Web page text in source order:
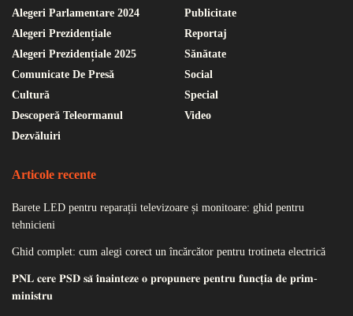
Alegeri Parlamentare 2024
Alegeri Prezidențiale
Alegeri Prezidențiale 2025
Comunicate De Presă
Cultură
Descoperă Teleormanul
Dezvăluiri
Publicitate
Reportaj
Sănătate
Social
Special
Video
Articole recente
Barete LED pentru reparații televizoare și monitoare: ghid pentru
tehnicieni
Ghid complet: cum alegi corect un încărcător pentru trotineta electrică
𝐏𝐍𝐋 𝐜𝐞𝐫𝐞 𝐏𝐒𝐃 𝐬𝐚̆ 𝐢̂𝐧𝐚𝐢𝐧𝐭𝐞𝐳𝐞 𝐨 𝐩𝐫𝐨𝐩𝐮𝐧𝐞𝐫𝐞 𝐩𝐞𝐧𝐭𝐫𝐮 𝐟𝐮𝐧𝐜𝐭̦𝐢𝐚 𝐝𝐞 𝐩𝐫𝐢𝐦-
𝐦𝐢𝐧𝐢𝐬𝐭𝐫𝐮